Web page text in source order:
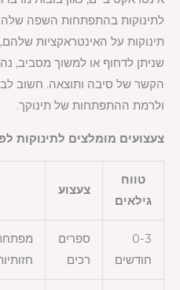
לתינוקות בהתפתחות השפה
תינוקות על האינטראקציות שלהם,
שניתן לדחוף או למשוך מסביב,
הקשר של סיבה ותוצאה. חשוב
ולרמת ההתפתחות של תינוקך.
צעצועים מומלצים לתינוקות
טווח
גילאים
צעצוע
0-3
חודשים
ספרים
רכים
מפתחת